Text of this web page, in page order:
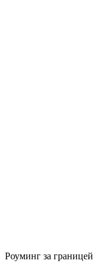
Роуминг за границей